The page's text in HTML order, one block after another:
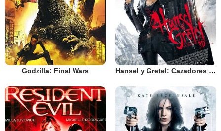
Godzilla: Final Wars Hansel y Gretel: Cazadores de Brujas